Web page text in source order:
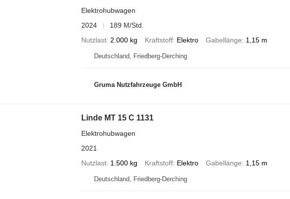
Elektrohubwagen
2024
189 M/Std.
Nutzlast 2.000 kg Kraftstoff Elektro Gabellänge 1,15 m
Deutschland, Friedberg-Derching
Gruma Nutzfahrzeuge GmbH
Linde MT 15 C 1131
Elektrohubwagen
2021
Nutzlast 1.500 kg Kraftstoff Elektro Gabellänge 1,15 m
Deutschland, Friedberg-Derching